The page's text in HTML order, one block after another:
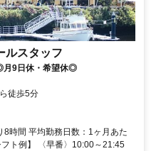
ルスタッフ
月9日休・希望休◎
徒歩5分
時間 平均勤務日数：1ヶ月あた
ト例】 〈早番〉10:00～21:45